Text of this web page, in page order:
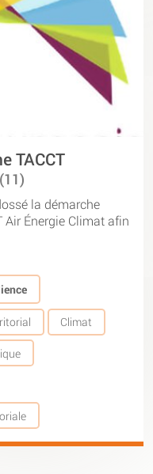
TACCT
la démarche
Air Énergie Climat afin
Climat